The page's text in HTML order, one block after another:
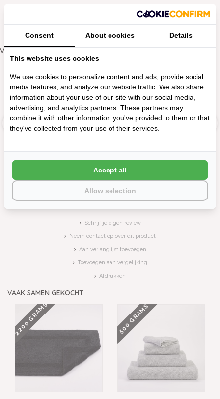
TOEVOEGEN AAN WINKELWAGEN
VERGELIJKBARE PRODUCTEN
500 GRAMS
ABYSS HABIDECOR TWILL
500 GRAMS
ABYSS HABIDECOR TWILL
Schrijf je eigen review
Neem contact op over dit product
Aan verlanglijst toevoegen
Toevoegen aan vergelijking
Afdrukken
VAAK SAMEN GEKOCHT
2200 GRAMS 500 GRAMS
Consent About cookies Details
This website uses cookies
We use cookies to personalize content and ads, provide social
media features, and analyze our website traffic. We also share
information about your use of our site with our social media,
advertising, and analytics partners. These partners may
combine it with other information you've provided to them or that
they've collected from your use of their services.
Allow selection
Accept all